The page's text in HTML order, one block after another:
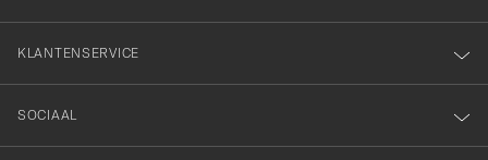
KLANTENSERVICE
SOCIAAL